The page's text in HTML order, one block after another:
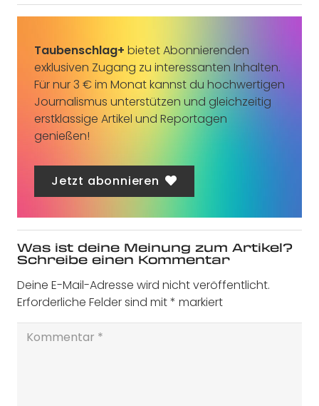
Taubenschlag+ bietet Abonnierenden
exklusiven Zugang zu interessanten Inhalten.
Für nur 3 € im Monat kannst du hochwertigen
Journalismus unterstützen und gleichzeitig
erstklassige Artikel und Reportagen
genießen!
Jetzt abonnieren
Was ist deine Meinung zum Artikel?
Schreibe einen Kommentar
Deine E-Mail-Adresse wird nicht veröffentlicht.
Erforderliche Felder sind mit* markiert